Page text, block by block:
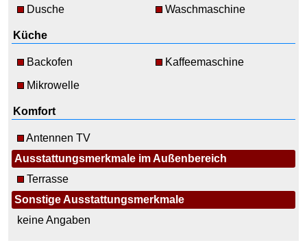
Dusche Waschmaschine
Küche
Backofen
Kaffeemaschine
Mikrowelle
Komfort
Antennen TV
Ausstattungsmerkmale im Außenbereich
Terrasse
Sonstige Ausstattungsmerkmale
keine Angaben